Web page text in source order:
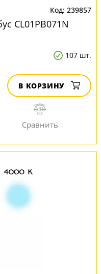
239857
CL01PB071N
107 шт.
В КОРЗИНУ